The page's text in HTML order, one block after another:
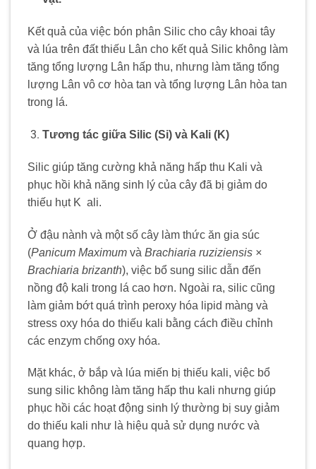
Kết quả của việc bón phân Silic cho cây khoai tây
và lúa trên đất thiếu Lân cho kết quả Silic không làm
tăng tổng lượng Lân hấp thu, nhưng làm tăng tổng
lượng Lân vô cơ hòa tan và tổng lượng Lân hòa tan
trong lá.
Tương tác giữa Silic (Si) và Kali (K)
Silic giúp tăng cường khả năng hấp thu Kali và
phục hồi khả năng sinh lý của cây đã bị giảm do
thiếu hụt K ali.
Ở đậu nành và một số cây làm thức ăn gia súc
(Panicum Maximum và Brachiaria ruziziensis ×
Brachiaria brizanth), việc bổ sung silic dẫn đến
nồng độ kali trong lá cao hơn. Ngoài ra, silic cũng
làm giảm bớt quá trình peroxy hóa lipid màng và
stress oxy hóa do thiếu kali bằng cách điều chỉnh
các enzym chống oxy hóa.
Mặt khác, ở bắp và lúa miến bị thiếu kali, việc bổ
sung silic không làm tăng hấp thu kali nhưng giúp
phục hồi các hoạt động sinh lý thường bị suy giảm
do thiếu kali như là hiệu quả sử dụng nước và
quang hợp.